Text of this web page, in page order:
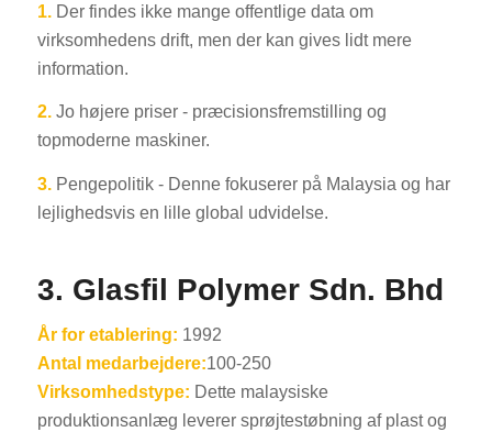
1.Der findes ikke mange offentlige data om
virksomhedens drift, men der kan gives lidt mere
information.
2.Jo højere priser - præcisionsfremstilling og
topmoderne maskiner.
3.Pengepolitik - Denne fokuserer på Malaysia og har
lejlighedsvis en lille global udvidelse.
3. Glasfil Polymer Sdn. Bhd
År for etablering: 1992
Antal medarbejdere:100-250
Virksomhedstype: Dette malaysiske
produktionsanlæg leverer sprøjtestøbning af plast og